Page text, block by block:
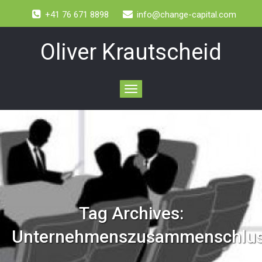
+41 76 671 8898 info@change-capital.com
Oliver Krautscheid
Toggle
navigation
Tag Archives: